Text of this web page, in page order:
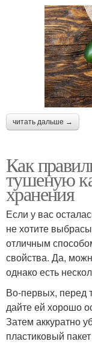
читать дальше →
Как
тушеную
хранения
Если у вас
не хотите
отличным
свойства. Да,
однако есть
Во-первых, перед
дайте ей хорошо
Затем аккуратно
пластиковый